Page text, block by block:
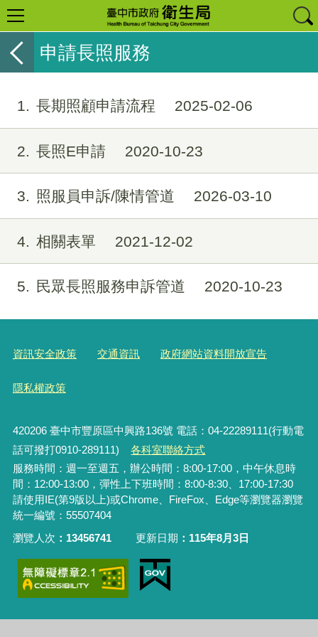
申請長照服務
1 長期照顧申請流程 2025-02-06
2 長照E申請 2020-10-23
3 照服員申訴/陳情管道 2026-03-10
4 相關表單 2021-12-02
5 民眾長照服務申訴管道 2020-10-23
資訊安全政策 交通資訊 政府網站資料開放宣告
隱私權政策
420206臺中市豐原區中興路136號 電話：04-22289111(行動電
話可撥打0910-289111)
各科室聯絡方式
服務時間：週一至週五，辦公時間：8:00-17:00，中午休息時
間：12:00-13:00，彈性上下班時間：8:00-8:30、17:00-17:30
請使用IE(第9版以上)或Chrome、FireFox、Edge等瀏覽器瀏覽
統一編號：55507404
瀏覽人次
13456741 更新日期 115年8月3日